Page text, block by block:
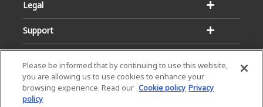
Legal
Support
Please be informed that by continuing to use this website,
you are allowing us to use cookies to enhance your
browsing experience. Read our Cookie policy Privacy
policy